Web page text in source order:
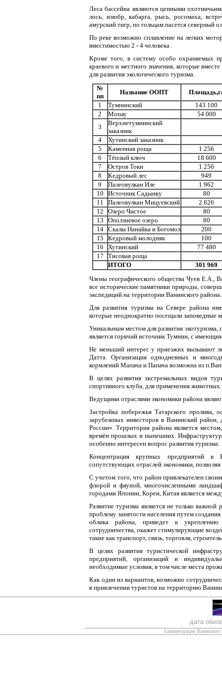
Леса бассейна являются ценными
лось, изюбр, кабарга, рысь, росомаха,
амурский тигр, по гольцам пасется северный
По реке возможно сплавление на легких
вместимостью 2 - 4 человека .
Кроме того, в систему особо охраняемых
краевого и местного значения, которые
для развития экологического туризма.
№
пп
Название ООПТ
1
Тумнинский
143 100
2
Мопау
54 000
3
Верхнетумнинский
заказник
4
Хутинский заказник
5
Каменная роща
1 256
6
Тёплый ключ
18 600
7
Остров Токи
1 256
8
Кедровый лес
949
9
Палеовулкан Иле
1 962
10
Источник Садынку
80
11
Палеовулкан Мицуевский
2 826
12
Озеро Чистое
80
13
Оползневое озеро
80
14
Скалы Нанайка и Богомол
200
15
Кедровый молодняк
100
16
Хутинский
77 480
17
Тисовая роща
ИТОГО
301 969
Члены географического общества Чуев Е.А.,
все исторические памятники природы,
экспедиций на территории Ванинского района.
Для развития туризма на Севере района
которые неоднократно посещали заповедные
Уникальным местом для развития
является горячий источник Тумнин, с
Не меньший интерес у приезжих вызывают
Датта. Организация однодневных и
кормлений Мапача и Папача возможна из
В целях развития экстремальных видов
спортивного клуба, для применения
Ведущими отраслями экономики района
Застройка побережья Татарского пролива,
зарубежных инвесторов в Ванинский
России». Территория района является
времён прошлых и нынешних.
особенно интересен вопрос развития туризма.
Концентрация крупных предприятий в
сопутствующих отраслей экономики,
С учетом того, что район привлекателен
флорой и фауной, многочисленными
городами Японии, Кореи, Китая является
Развитие туризма является не только
проблему занятости населения путем
облика района, приведет к укреплению
сотрудничества, окажет стимулирующие
такие как транспорт, связь, торговля,
В целях развития туристической
предприятий, организаций и
необходимые условия, в том числе места
Как один из вариантов, возможно
в привлечении туристов на территорию
дата
Администрация